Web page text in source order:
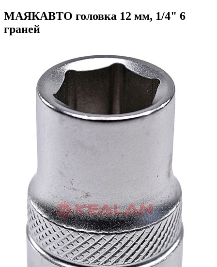
МАЯКАВТО головка 12 мм, 1/4" 6
граней